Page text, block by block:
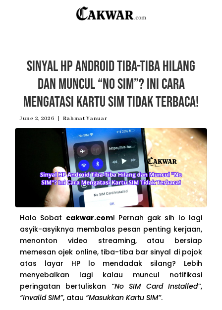
Sinyal HP Android Tiba-Tiba Hilang
dan Muncul “No SIM”? Ini Cara
Mengatasi Kartu SIM Tidak Terbaca!
June 2, 2026 Rahmat Yanuar
Halo Sobat cakwar.com! Pernah gak sih lo lagi
asyik-asyiknya membalas pesan penting kerjaan,
menonton video streaming, atau bersiap
memesan ojek online, tiba-tiba bar sinyal di pojok
atas layar HP lo mendadak silang? Lebih
menyebalkan lagi kalau muncul notifikasi
peringatan bertuliskan “No SIM Card Installed”,
“Invalid SIM”, atau “Masukkan Kartu SIM”.